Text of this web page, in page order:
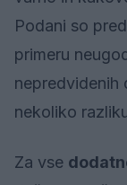
Podani so
primeru
nepredvidenih
nekoliko
Za vse